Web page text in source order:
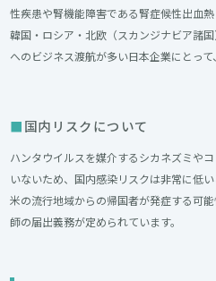
性疾患や腎機能障害である腎症候性出血
韓国・ロシア・北欧（スカンジナビア諸
へのビジネス渡航が多い日本企業にとって
国内リスクについて
ハンタウイルスを媒介するシカネズミや
いないため、国内感染リスクは非常に低
米の流行地域からの帰国者が発症する可
師の届出義務が定められています。